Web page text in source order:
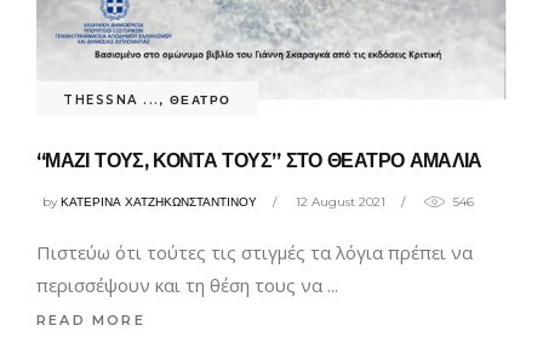
THESSNA ... , ΘΕΑΤΡΟ
“ΜΑΖΙ ΤΟΥΣ, ΚΟΝΤΑ ΤΟΥΣ” ΣΤΟ ΘΕΑΤΡΟ ΑΜΑΛΙΑ
byΚΑΤΕΡΙΝΑ ΧΑΤΖΗΚΩΝΣΤΑΝΤΙΝΟΥ 12 August 2021 546
Πιστεύω ότι τούτες τις στιγμές τα λόγια πρέπει να
περισσέψουν και τη θέση τους να
READ MORE